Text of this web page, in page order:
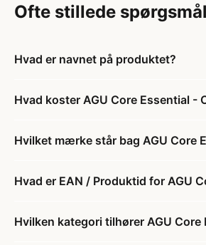
Ofte stillede spørgsmål
Hvad er navnet på produktet?
Hvad koster AGU Core Essential -
Hvilket mærke står bag AGU Core
Hvad er EAN / Produktid for AGU
Hvilken kategori tilhører AGU